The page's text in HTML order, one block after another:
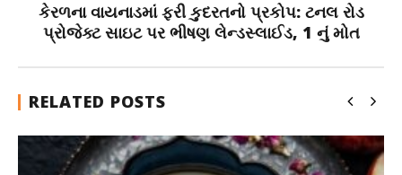
કેરળના વાયનાડમાં ફરી કુદરતનો પ્રકોપ: ટનલ રોડ
પ્રોજેક્ટ સાઇટ પર ભીષણ લેન્ડસ્લાઈડ, 1 નું મોત
RELATED POSTS